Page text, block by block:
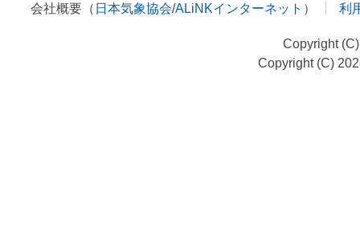
会社概要（ 日本気象協会/ALiNKインターネット ） 利
Copyright
Copyright (C)